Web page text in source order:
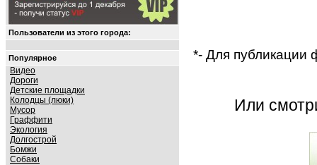
Пользователи из этого города:
Популярное
Видео
Дороги
Детские площадки
Колодцы (люки)
Мусор
Граффити
Экология
Долгострой
Бомжи
Собаки
*- Для публикации
Или